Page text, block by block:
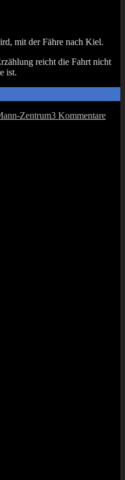
mit der Fäh­re nach Kiel.
reicht die Fahrt nicht
ist.
Zentrum3 Kommentarezu